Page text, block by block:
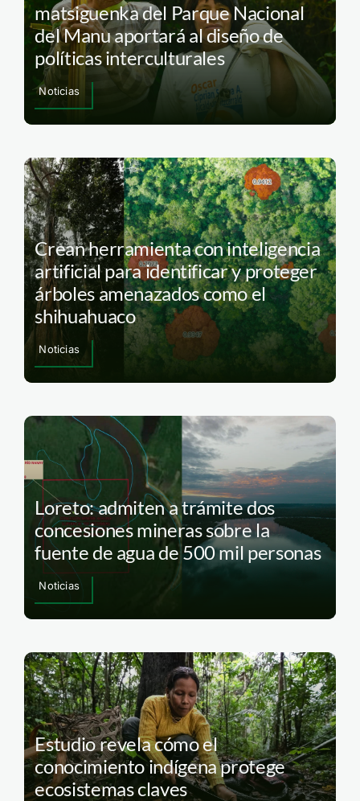
matsiguenka del Parque Nacional
del Manu aportará al diseño de
políticas interculturales
Noticias
Crean herramienta con inteligencia
artificial para identificar y proteger
árboles amenazados como el
shihuahuaco
Noticias
Loreto: admiten a trámite dos
concesiones mineras sobre la
fuente de agua de 500 mil personas
Noticias
Estudio revela cómo el
conocimiento indígena protege
ecosistemas claves